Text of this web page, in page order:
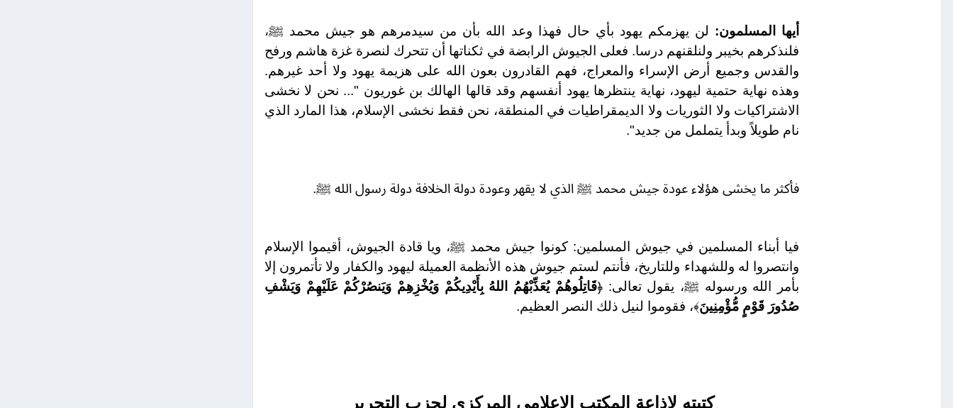
أيها المسلمون: لن يهزمكم يهود بأي حال فهذا وعد الله بأن من سيدمرهم هو جيش محمد ﷺ،
فلنذكرهم بخيبر ولنلقنهم درسا. فعلى الجيوش الرابضة في ثكناتها أن تتحرك لنصرة غزة هاشم ورفح
والقدس وجميع أرض الإسراء والمعراج، فهم القادرون بعون الله على هزيمة يهود ولا أحد غيرهم.
وهذه نهاية حتمية ليهود، نهاية ينتظرها يهود أنفسهم وقد قالها الهالك بن غوريون "... نحن لا نخشى
الاشتراكيات ولا الثوريات ولا الديمقراطيات في المنطقة، نحن فقط نخشى الإسلام، هذا المارد الذي
نام طويلاً وبدأ يتململ من جديد".
فأكثر ما يخشى هؤلاء عودة جيش محمد ﷺ الذي لا يقهر وعودة دولة الخلافة دولة رسول الله ﷺ.
فيا أبناء المسلمين في جيوش المسلمين: كونوا جيش محمد ﷺ، ويا قادة الجيوش، أقيموا الإسلام
وانتصروا له وللشهداء وللتاريخ، فأنتم لستم جيوش هذه الأنظمة العميلة ليهود والكفار ولا تأتمرون إلا
بأمر الله ورسوله ﷺ، يقول تعالى: ﴿قَاتِلُوهُمْ يُعَذِّبْهُمُ اللهُ بِأَيْدِيكُمْ وَيُخْزِهِمْ وَيَنصُرْكُمْ عَلَيْهِمْ وَيَشْفِ
صُدُورَ قَوْمٍ مُّؤْمِنِينَ﴾، فقوموا لنيل ذلك النصر العظيم.
كتبته لإذاعة المكتب الإعلامي المركزي لحزب التحرير